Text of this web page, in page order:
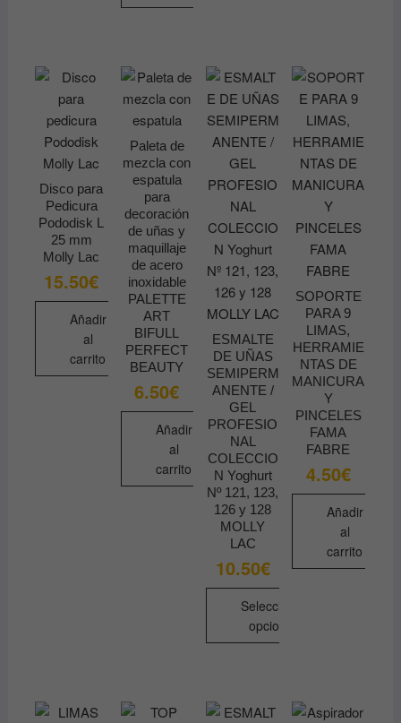
múltiples
variantes.
Las
opciones
se
elegir
en
la
página
de
producto
Disco para
Pedicura
Pododisk L
25 mm
Molly Lac
15.50€
Añadir
al
carrito
Paleta de
mezcla con
espatula
para
decoración
de uñas y
maquillaje
de acero
inoxidable
PALETTE
ART
BIFULL
PERFECT
BEAUTY
6.50€
Añadir
al
carrito
ESMALTE
DE UÑAS
SEMIPERM
ANENTE /
GEL
PROFESIO
NAL
COLECCIO
N Yoghurt
Nº 121, 123,
126 y 128
MOLLY
LAC
10.50€
Seleccionar
opciones
múltiples
SOPORTE
PARA 9
LIMAS,
HERRAMIE
NTAS DE
MANICURA
Y
PINCELES
FAMA
FABRE
4.50€
Añadir
al
carrito